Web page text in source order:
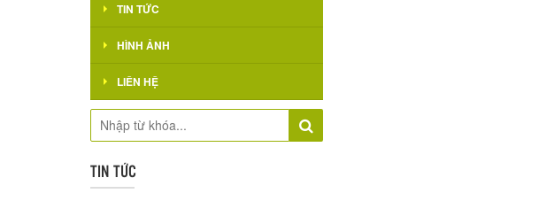
TIN TỨC
HÌNH ẢNH
LIÊN HỆ
TIN TỨC